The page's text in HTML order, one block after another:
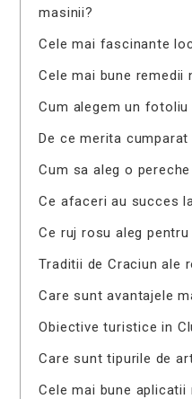
masinii?
Cele mai fascinante
Cele mai bune
Cum alegem un
De ce merita
Cum sa aleg o
Ce afaceri au succes
Ce ruj rosu aleg
Traditii de Craciun ale
Care sunt avantajele
Obiective turistice in
Care sunt tipurile de
Cele mai bune